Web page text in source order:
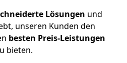
Lösungen und
unseren Kunden den
besten Preis-Leistungen
bieten.